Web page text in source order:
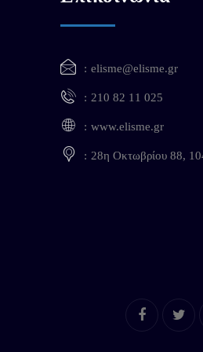
elisme@elisme.gr
210 82 11 025
www.elisme.gr
28η Οκτωβρίου 88,